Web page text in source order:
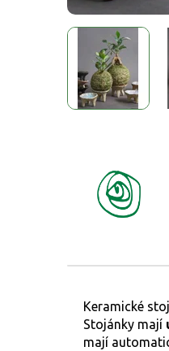
Keramické
Stojánky mají
mají